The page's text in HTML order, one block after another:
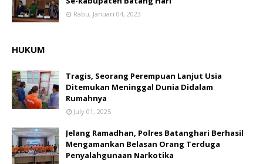
Rabu, Januari 04, 2023
HUKUM
Tragis, Seorang Perempuan Lanjut Usia
Ditemukan Meninggal Dunia Didalam
Rumahnya
July 01, 2025
Jelang Ramadhan, Polres Batanghari Berhasil
Mengamankan Belasan Orang Terduga
Penyalahgunaan Narkotika